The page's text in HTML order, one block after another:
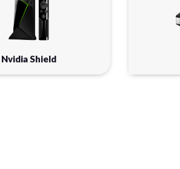
Nvidia Shield